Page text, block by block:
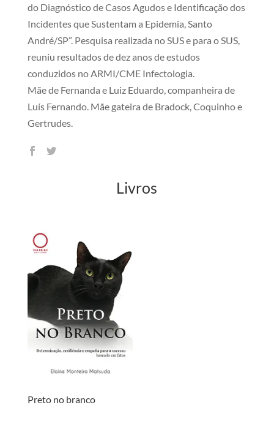
do Diagnóstico de Casos Agudos e Identificação dos
Incidentes que Sustentam a Epidemia, Santo
André/SP”. Pesquisa realizada no SUS e para o SUS,
reuniu resultados de dez anos de estudos
conduzidos no ARMI/CME Infectologia.
Mãe de Fernanda e Luiz Eduardo, companheira de
Luís Fernando. Mãe gateira de Bradock, Coquinho e
Gertrudes.
Livros
Preto no branco